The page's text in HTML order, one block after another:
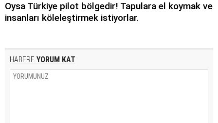
Oysa Türkiye pilot bölgedir! Tapulara el koymak ve
insanları köleleştirmek istiyorlar.
HABERE YORUM KAT